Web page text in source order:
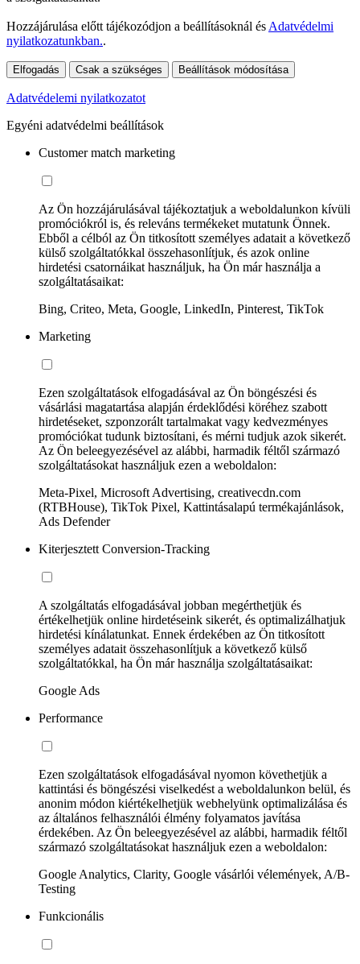
Hozzájárulása előtt tájékozódjon a beállításoknál és Adatvédelmi
nyilatkozatunkban..
Elfogadás Csak a szükséges Beállítások módosítása
Adatvédelemi nyilatkozatot
Egyéni adatvédelmi beállítások
Customer match marketing
Az Ön hozzájárulásával tájékoztatjuk a weboldalunkon kívüli
promóciókról is, és releváns termékeket mutatunk Önnek.
Ebből a célból az Ön titkosított személyes adatait a következő
külső szolgáltatókkal összehasonlítjuk, és azok online
hirdetési csatornáikat használjuk, ha Ön már használja a
szolgáltatásaikat:
Bing, Criteo, Meta, Google, LinkedIn, Pinterest, TikTok
Marketing
Ezen szolgáltatások elfogadásával az Ön böngészési és
vásárlási magatartása alapján érdeklődési köréhez szabott
hirdetéseket, szponzorált tartalmakat vagy kedvezményes
promóciókat tudunk biztosítani, és mérni tudjuk azok sikerét.
Az Ön beleegyezésével az alábbi, harmadik féltől származó
szolgáltatásokat használjuk ezen a weboldalon:
Meta-Pixel, Microsoft Advertising, creativecdn.com
(RTBHouse), TikTok Pixel, Kattintásalapú termékajánlások,
Ads Defender
Kiterjesztett Conversion-Tracking
A szolgáltatás elfogadásával jobban megérthetjük és
értékelhetjük online hirdetéseink sikerét, és optimalizálhatjuk
hirdetési kínálatunkat. Ennek érdekében az Ön titkosított
személyes adatait összehasonlítjuk a következő külső
szolgáltatókkal, ha Ön már használja szolgáltatásaikat:
Google Ads
Performance
Ezen szolgáltatások elfogadásával nyomon követhetjük a
kattintási és böngészési viselkedést a weboldalunkon belül, és
anonim módon kiértékelhetjük webhelyünk optimalizálása és
az általános felhasználói élmény folyamatos javítása
érdekében. Az Ön beleegyezésével az alábbi, harmadik féltől
származó szolgáltatásokat használjuk ezen a weboldalon:
Google Analytics, Clarity, Google vásárlói vélemények, A/B-
Testing
Funkcionális